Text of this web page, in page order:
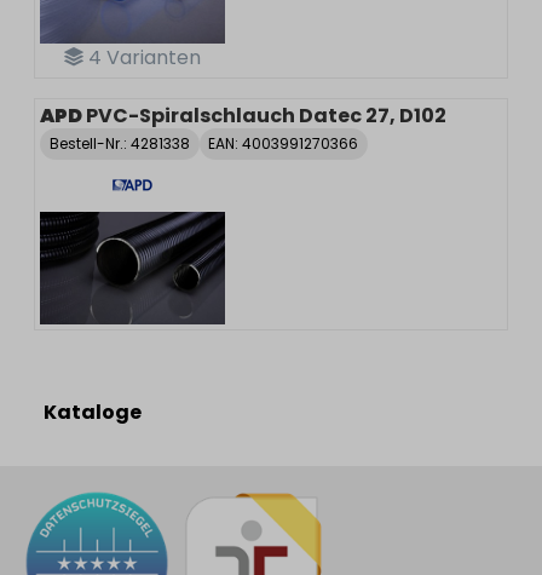
4 Varianten
APDPVC-Spiralschlauch Datec 27, D102
Bestell-Nr.: 4281338 EAN: 4003991270366
Kataloge